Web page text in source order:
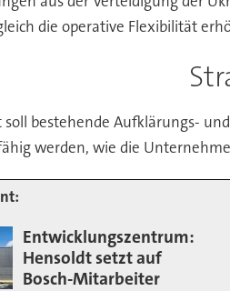
die operative Flexibilität
soll bestehende Aufklärungs-
werden, wie die
Entwicklungszentrum:
Hensoldt setzt auf
Bosch-Mitarbeiter